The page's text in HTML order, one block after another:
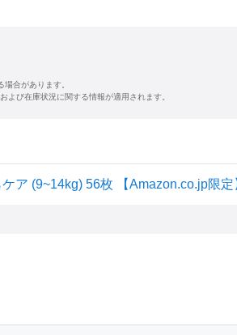
合があります。
よび在庫状況に関する情報が適用されます。
ア (9~14kg) 56枚 【Amazon.co.jp限定